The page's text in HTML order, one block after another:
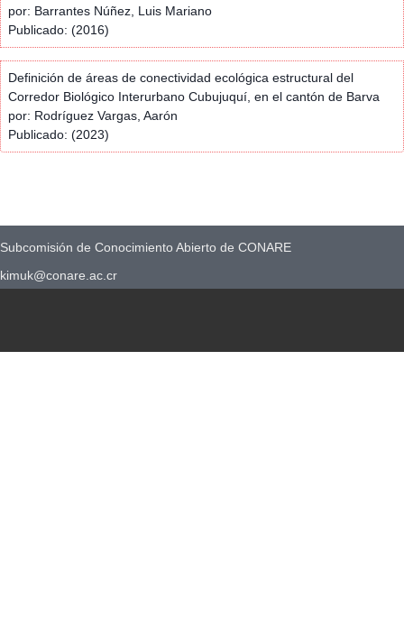
por: Barrantes Núñez, Luis Mariano
Publicado: (2016)
Definición de áreas de conectividad ecológica estructural del
Corredor Biológico Interurbano Cubujuquí, en el cantón de Barva
por: Rodríguez Vargas, Aarón
Publicado: (2023)
Subcomisión de Conocimiento Abierto de CONARE
kimuk@conare.ac.cr